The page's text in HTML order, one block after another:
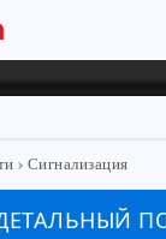
Сигнализация